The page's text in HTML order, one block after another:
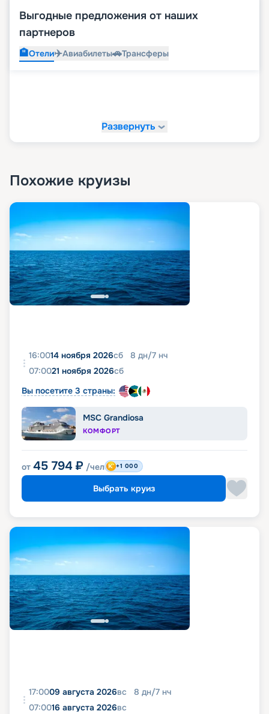
Выгодные предложения от наших
партнеров
🏨Отели✈️Авиабилеты🚗Трансферы
Развернуть
Похожие круизы
16:0014 ноября 2026сб 8 дн/7 нч
07:0021 ноября 2026сб
Вы посетите 3 страны:
MSC Grandiosa
КОМФОРТ
от 45 794 ₽ /чел +1 000
Выбрать круиз
17:0009 августа 2026вс 8 дн/7 нч
07:0016 августа 2026вс